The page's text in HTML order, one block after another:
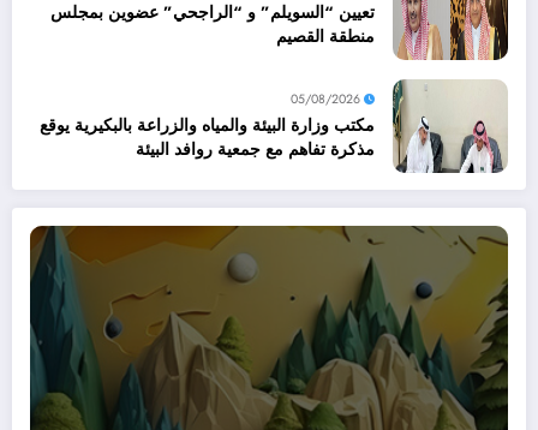
تعيين “السويلم” و “الراجحي” عضوين بمجلس
منطقة القصيم
05/08/2026
مكتب وزارة البيئة والمياه والزراعة بالبكيرية يوقع
مذكرة تفاهم مع جمعية روافد البيئة